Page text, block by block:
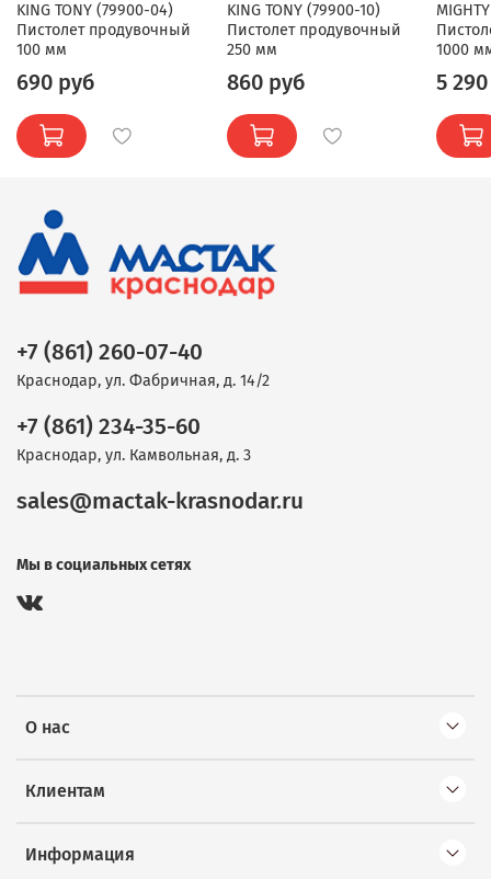
KING TONY (79900-04)
Пистолет продувочный
100 мм
690 руб
KING TONY (79900-10)
Пистолет продувочный
250 мм
860 руб
1000
5
О нас
Клиентам
Информация
+7 (861) 260-07-40
Краснодар, ул. Фабричная, д. 14/2
+7 (861) 234-35-60
Краснодар, ул. Камвольная, д. 3
sales@mactak-krasnodar.ru
Мы в социальных сетях